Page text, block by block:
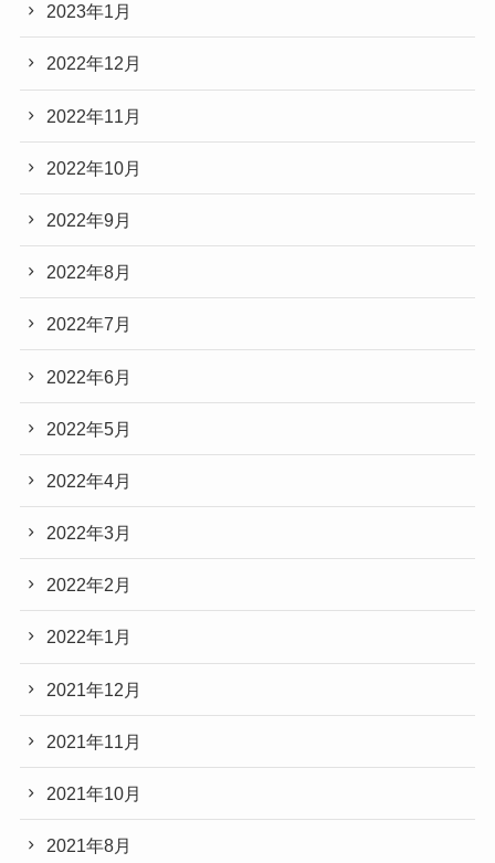
2023年1月
2022年12月
2022年11月
2022年10月
2022年9月
2022年8月
2022年7月
2022年6月
2022年5月
2022年4月
2022年3月
2022年2月
2022年1月
2021年12月
2021年11月
2021年10月
2021年8月